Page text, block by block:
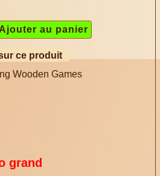
ce produit
Wooden Games
grand